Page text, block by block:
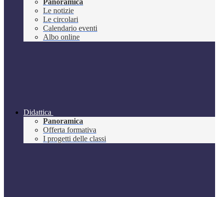
Panoramica
Le notizie
Le circolari
Calendario eventi
Albo online
Didattica
Panoramica
Offerta formativa
I progetti delle classi